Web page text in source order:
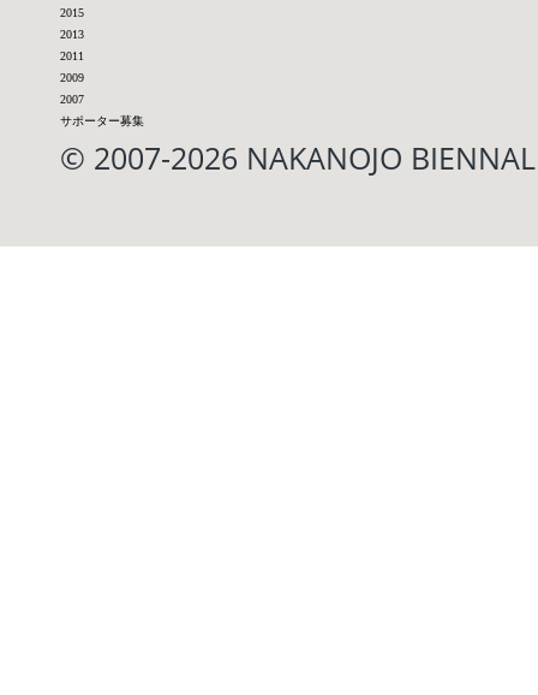
2015
2013
2011
2009
2007
サポーター募集
© 2007-2026 NAKANOJO